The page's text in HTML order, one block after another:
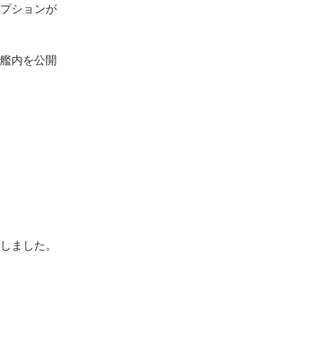
ションが
内を公開
ました。